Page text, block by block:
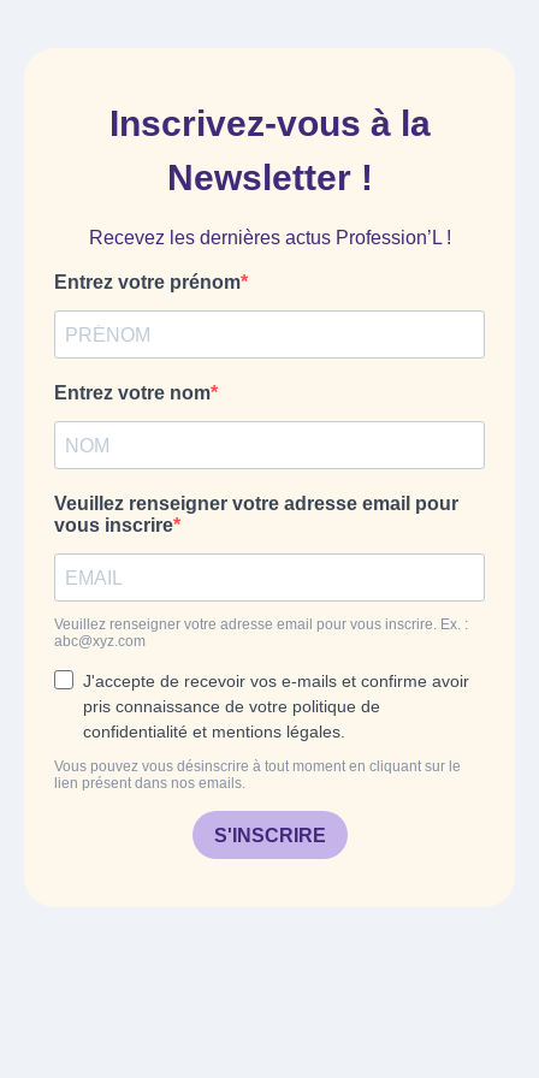
Inscrivez-vous à la
Newsletter !
Recevez les dernières actus Profession’L !
Entrez votre prénom
Entrez votre nom
Veuillez renseigner votre adresse email pour
vous inscrire
Veuillez renseigner votre adresse email pour vous inscrire. Ex. :
abc@xyz.com
J'accepte de recevoir vos e-mails et confirme avoir
pris connaissance de votre politique de
confidentialité et mentions légales.
Vous pouvez vous désinscrire à tout moment en cliquant sur le
lien présent dans nos emails.
S'INSCRIRE